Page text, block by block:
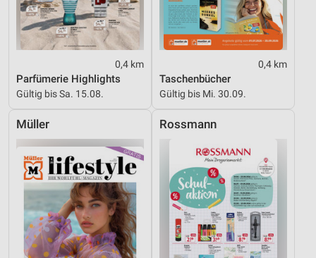
0,4 km
Parfümerie Highlights
Gültig bis Sa. 15.08.
0,4 km
Taschenbücher
Gültig bis Mi. 30.09.
Müller Rossmann
Geräte anhand von aktiv angeforderten
Informationen identifizieren
Nicht-IAB-Verarbeitungszwecke:
Performance
Funktional
Werbung